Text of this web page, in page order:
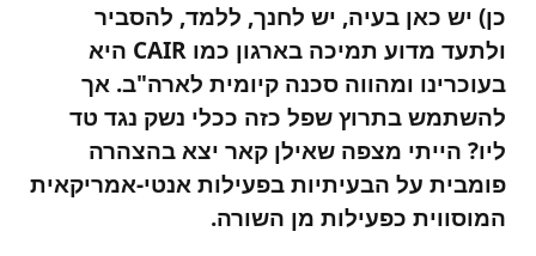
כן) יש כאן בעיה, יש לחנך, ללמד, להסביר
ולתעד מדוע תמיכה בארגון כמו CAIR היא
בעוכרינו ומהווה סכנה קיומית לארה"ב. אך
להשתמש בתרוץ שפל כזה ככלי נשק נגד טד
ליו? הייתי מצפה שאילן קאר יצא בהצהרה
פומבית על הבעיתיות בפעילות אנטי-אמריקאית
המוסווית כפעילות מן השורה.